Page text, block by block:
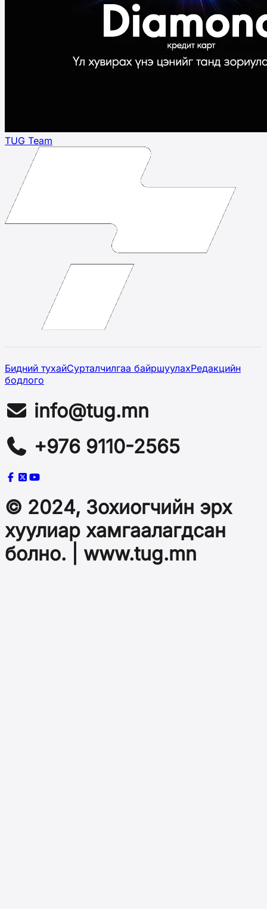
TUG Team
Бидний тухайСурталчилгаа байршуулахРедакцийн
бодлого
info@tug.mn
+976 9110-2565
© 2024, Зохиогчийн эрх
хуулиар хамгаалагдсан
болно. | www.tug.mn